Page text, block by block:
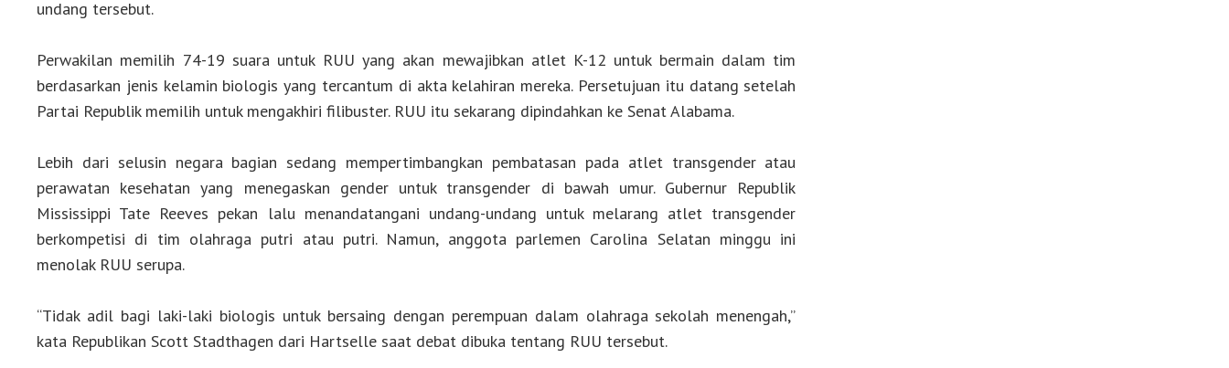
undang tersebut.
Perwakilan memilih 74-19 suara untuk RUU yang akan mewajibkan atlet K-12 untuk bermain dalam tim
berdasarkan jenis kelamin biologis yang tercantum di akta kelahiran mereka. Persetujuan itu datang setelah
Partai Republik memilih untuk mengakhiri filibuster. RUU itu sekarang dipindahkan ke Senat Alabama.
Lebih dari selusin negara bagian sedang mempertimbangkan pembatasan pada atlet transgender atau
perawatan kesehatan yang menegaskan gender untuk transgender di bawah umur. Gubernur Republik
Mississippi Tate Reeves pekan lalu menandatangani undang-undang untuk melarang atlet transgender
berkompetisi di tim olahraga putri atau putri. Namun, anggota parlemen Carolina Selatan minggu ini
menolak RUU serupa.
“Tidak adil bagi laki-laki biologis untuk bersaing dengan perempuan dalam olahraga sekolah menengah,”
kata Republikan Scott Stadthagen dari Hartselle saat debat dibuka tentang RUU tersebut.